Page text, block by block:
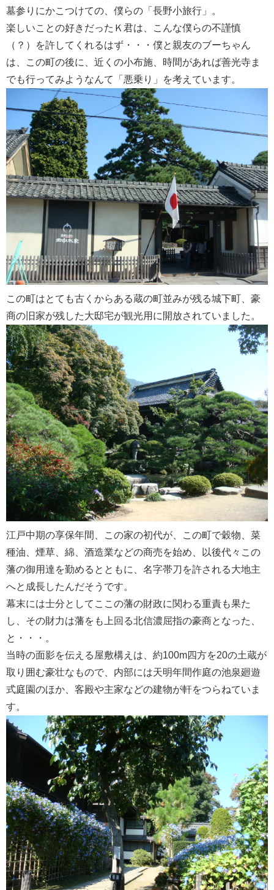
墓参りにかこつけての、僕らの「長野小旅行」。
楽しいことの好きだったＫ君は、こんな僕らの不謹慎
（？）を許してくれるはず・・・僕と親友のブーちゃん
は、この町の後に、近くの小布施、時間があれば善光寺ま
でも行ってみようなんて「悪乗り」を考えています。
この町はとても古くからある蔵の町並みが残る城下町、豪
商の旧家が残した大邸宅が観光用に開放されていました。
江戸中期の享保年間、この家の初代が、この町で穀物、菜
種油、煙草、綿、酒造業などの商売を始め、以後代々この
藩の御用達を勤めるとともに、名字帯刀を許される大地主
へと成長したんだそうです。
幕末には士分としてここの藩の財政に関わる重責も果た
し、その財力は藩をも上回る北信濃屈指の豪商となった、
と・・・。
当時の面影を伝える屋敷構えは、約100m四方を20の土蔵が
取り囲む豪壮なもので、内部には天明年間作庭の池泉廻遊
式庭園のほか、客殿や主家などの建物が軒をつらねていま
す。